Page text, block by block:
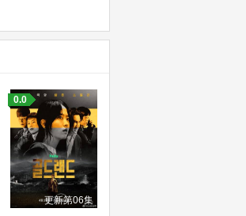
更新第06集
0.0